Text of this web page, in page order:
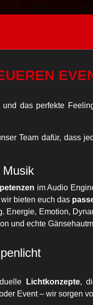
und das perfekte
Team dafür, dass
Musik
im Audio
bieten euch das
Energie, Emotion,
und echte
Lichtkonzepte,
Event – wir sorgen